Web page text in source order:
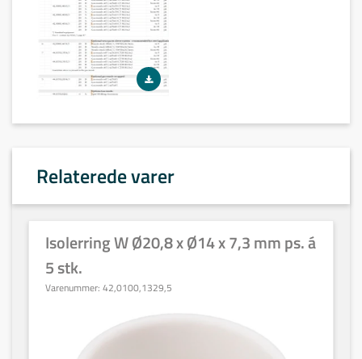
Relaterede varer
Isolerring W Ø20,8 x Ø14 x 7,3 mm ps. á
5 stk.
Varenummer: 42,0100,1329,5